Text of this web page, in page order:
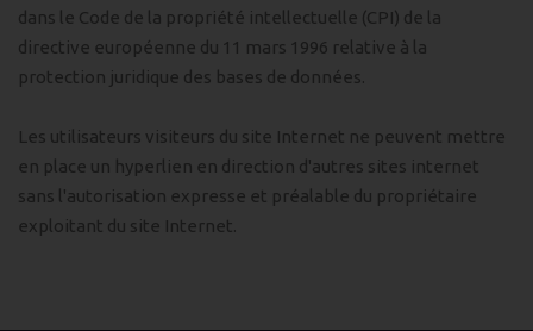
dans le Code de la propriété intellectuelle (CPI) de la
directive européenne du 11 mars 1996 relative à la
protection juridique des bases de données.
Les utilisateurs visiteurs du site Internet ne peuvent mettre
en place un hyperlien en direction d'autres sites internet
sans l'autorisation expresse et préalable du propriétaire
exploitant du site Internet.